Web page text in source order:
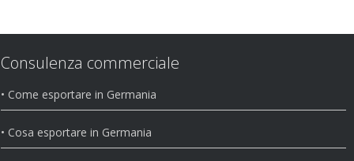
Consulenza commerciale
• Come esportare in Germania
• Cosa esportare in Germania